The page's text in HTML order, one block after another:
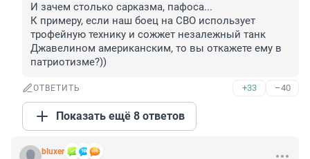
И зачем столько сарказма, пафоса...
К примеру, если наш боец на СВО использует
трофейную технику и сожжет незалежный танк
Джавелином американским, то вы откажете ему в
патриотизме?))
ОТВЕТИТЬ +33 –40
Показать ещё 8 ответов
bluxer